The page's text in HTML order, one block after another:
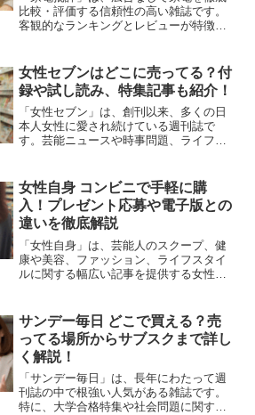
比較・評価する信頼性の高い雑誌です。
客観的なランキングとレビューが特徴
女性セブンはどこに売ってる？付
録や試し読み、特集記事も紹介！
「女性セブン」は、創刊以来、多くの日
本人女性に愛され続けている週刊誌で
す。芸能ニュースや時事問題、ライフス
世代を超えて幅広い読者層に支持されて
います。とはいえ、「女性セ...
女性自身 コンビニで手軽に購
入！プレゼント応募や電子版との
違いを徹底解説
「女性自身」は、芸能人のスクープ、健
康や美容、ファッション、ライフスタイ
ルに関する幅広い記事を提供する女性向
便利さや、毎号掲載されるプレゼント企
画が多くの読者に支持されて...
サンデー毎日 どこで買える？売
ってる場所からサブスクまで詳し
く解説！
「サンデー毎日」は、長年にわたって週
刊誌の中で根強い人気がある雑誌です。
特に、大学合格特集や社会問題に関する